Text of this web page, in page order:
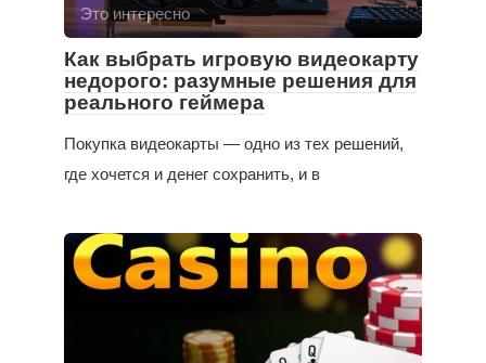
Это интересно
Как выбрать игровую видеокарту
недорого: разумные решения для
реального геймера
Покупка видеокарты — одно из тех решений,
где хочется и денег сохранить, и в